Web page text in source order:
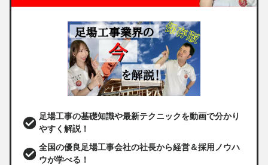
足場工事の基礎知識や最新テクニックを動画で分かり
やすく解説！
全国の優良足場工事会社の社長から経営＆採用ノウハ
ウが学べる！